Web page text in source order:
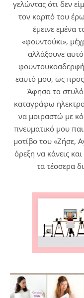
γελώντας ότι δεν
τον καρπό του
έμεινε εμένα
«φουντούκι»,
αλλάξουνε
εαυτό μου, ως
Άφησα τα
καταγράφω
να μοιραστώ με
πνευματικό μου
μοτίβο του «Ζήσε,
όρεξη να κάνεις
τα τέσσερα